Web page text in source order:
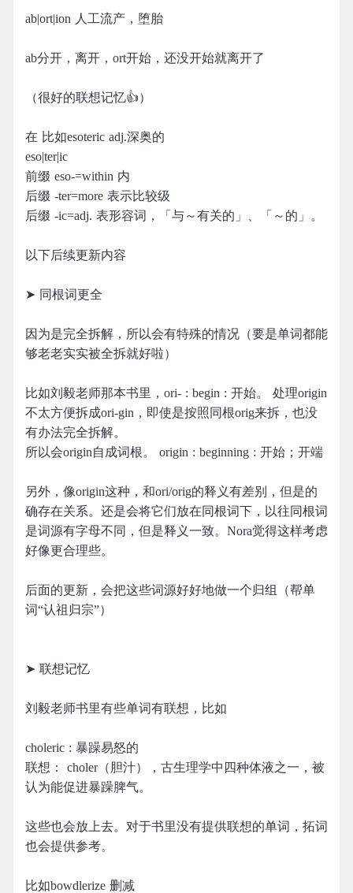
ab|ort|ion 人工流产，堕胎
ab分开，离开，ort开始，还没开始就离开了
（很好的联想记忆👍）
在 比如esoteric adj.深奥的
eso|ter|ic
前缀 eso-=within 内
后缀 -ter=more 表示比较级
后缀 -ic=adj. 表形容词，「与～有关的」、「～的」。
以下后续更新内容
➤ 同根词更全
因为是完全拆解，所以会有特殊的情况（要是单词都能
够老老实实被全拆就好啦）
比如刘毅老师那本书里，ori- : begin : 开始。 处理origin
不太方便拆成ori-gin，即使是按照同根orig来拆，也没
有办法完全拆解。
所以会origin自成词根。 origin : beginning : 开始；开端
另外，像origin这种，和ori/orig的释义有差别，但是的
确存在关系。还是会将它们放在同根词下，以往同根词
是词源有字母不同，但是释义一致。Nora觉得这样考虑
好像更合理些。
后面的更新，会把这些词源好好地做一个归组（帮单
词“认祖归宗”）
➤ 联想记忆
刘毅老师书里有些单词有联想，比如
choleric : 暴躁易怒的
联想： choler（胆汁），古生理学中四种体液之一，被
认为能促进暴躁脾气。
这些也会放上去。对于书里没有提供联想的单词，拓词
也会提供参考。
比如bowdlerize 删减